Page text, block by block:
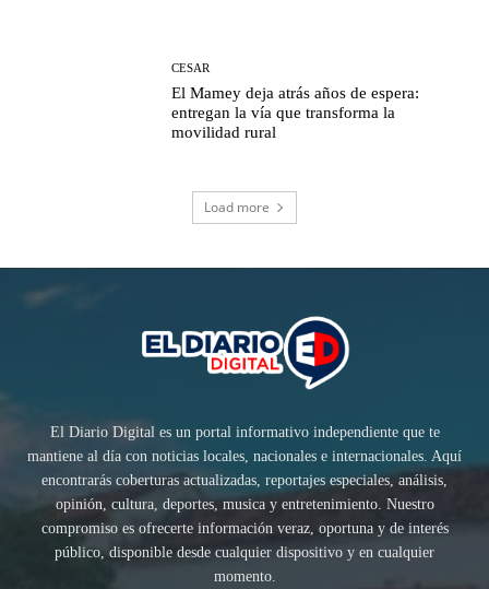
CESAR
El Mamey deja atrás años de espera:
entregan la vía que transforma la
movilidad rural
Load more
El Diario Digital es un portal informativo independiente que te
mantiene al día con noticias locales, nacionales e internacionales. Aquí
encontrarás coberturas actualizadas, reportajes especiales, análisis,
opinión, cultura, deportes, musica y entretenimiento. Nuestro
compromiso es ofrecerte información veraz, oportuna y de interés
público, disponible desde cualquier dispositivo y en cualquier
momento.